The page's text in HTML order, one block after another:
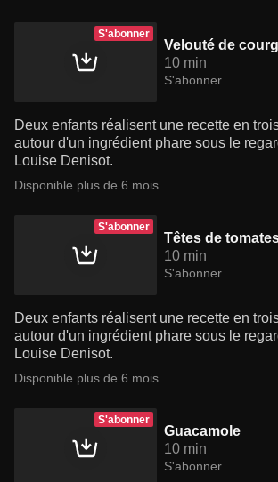
S'abonner
Velouté de
10 min
S'abonner
Deux enfants réalisent une recette en
autour d'un ingrédient phare sous le
Louise Denisot.
Disponible plus de 6 mois
S'abonner
Têtes de
10 min
S'abonner
Deux enfants réalisent une recette en
autour d'un ingrédient phare sous le
Louise Denisot.
Disponible plus de 6 mois
S'abonner
Guacamole
10 min
S'abonner